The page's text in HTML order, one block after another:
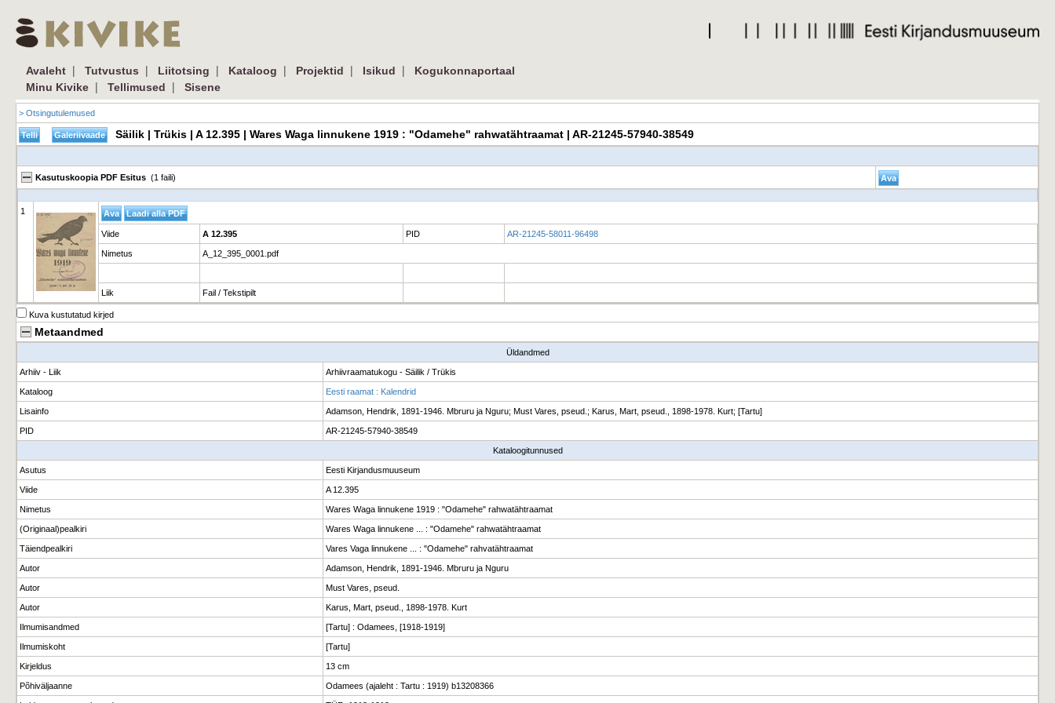
Avaleht | Tutvustus | Liitotsing | Kataloog | Projektid | Isikud |
Kogukonnaportaal
Minu Kivike | Tellimused | Sisene
> Otsingutulemused
Säilik | Trükis | A 12.395 | Wares Waga linnukene 1919 : "Odamehe" rahwatähtraamat | AR-21245-57940-38549
Kasutuskoopia PDF Esitus (1 faili)
1
Viide A 12.395 PID AR-21245-58011-96498
Nimetus A_12_395_0001.pdf
Liik Fail / Tekstipilt
Kuva kustutatud kirjed
Metaandmed
Üldandmed
Arhiiv - Liik Arhiivraamatukogu - Säilik / Trükis
Kataloog Eesti raamat : Kalendrid
Lisainfo Adamson, Hendrik, 1891-1946. Mbruru ja Nguru; Must Vares, pseud.; Karus, Mart, pseud., 1898-1978. Kurt; [Tartu]
PID AR-21245-57940-38549
Kataloogitunnused
Asutus Eesti Kirjandusmuuseum
Viide A 12.395
Nimetus Wares Waga linnukene 1919 : "Odamehe" rahwatähtraamat
(Originaal)pealkiri Wares Waga linnukene ... : "Odamehe" rahwatähtraamat
Täiendpealkiri Vares Vaga linnukene ... : "Odamehe" rahvatähtraamat
Autor Adamson, Hendrik, 1891-1946. Mbruru ja Nguru
Autor Must Vares, pseud.
Autor Karus, Mart, pseud., 1898-1978. Kurt
Ilmumisandmed [Tartu] : Odamees, [1918-1919]
Ilmumiskoht [Tartu]
Kirjeldus 13 cm
Põhiväljaanne Odamees (ajaleht : Tartu : 1919) b13208366